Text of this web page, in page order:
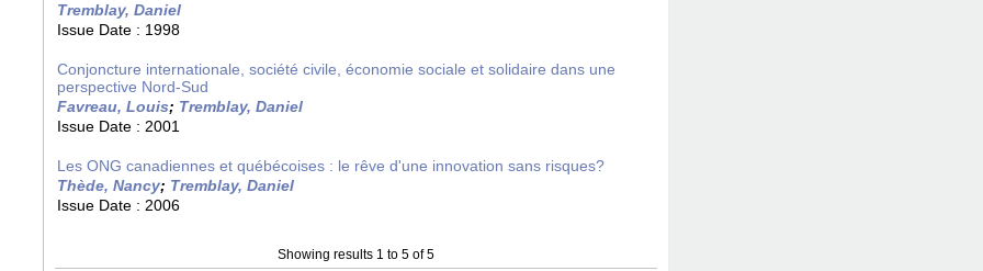
Tremblay, Daniel
Issue Date : 1998
Conjoncture internationale, société civile, économie sociale et solidaire dans une
perspective Nord-Sud
Favreau, Louis; Tremblay, Daniel
Issue Date : 2001
Les ONG canadiennes et québécoises : le rêve d'une innovation sans risques?
Thède, Nancy; Tremblay, Daniel
Issue Date : 2006
Showing results 1 to 5 of 5